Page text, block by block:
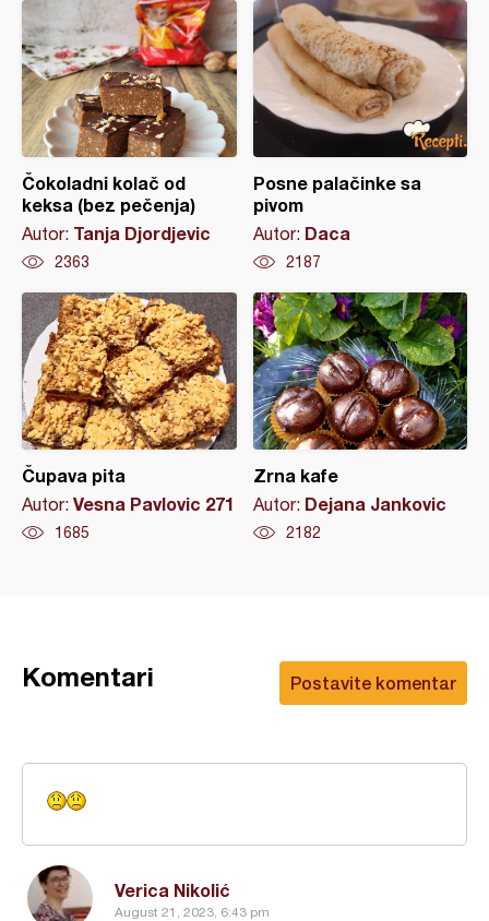
Čokoladni kolač od
keksa (bez pečenja)
Autor: Tanja Djordjevic
2363
Posne palačinke sa
pivom
Autor: Daca
2187
Čupava pita
Autor: Vesna Pavlovic 271
1685
Zrna kafe
Autor: Dejana Jankovic
2182
Postavite komentar
Komentari
Verica Nikolić
August 21, 2023, 6:43 pm